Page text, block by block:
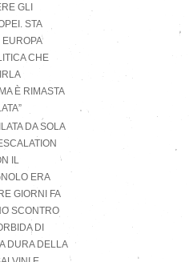
GLI
STA
EUROPA
CHE
È RIMASTA
DA SOLA
IL
ERA
GIORNI FA
SCONTRO
DI
DURA DELLA